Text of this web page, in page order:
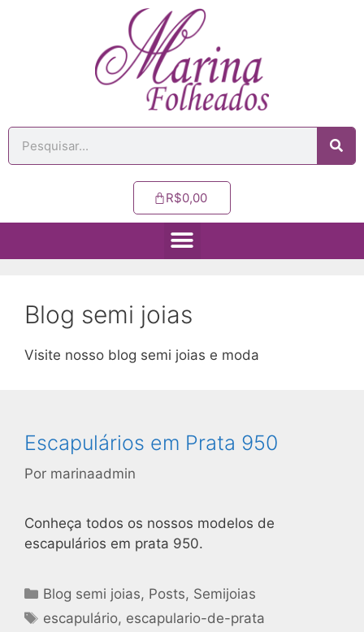
R$0,00
Blog semi joias
Visite nosso blog semi joias e moda
Escapulários em Prata 950
Por marinaadmin
Conheça todos os nossos modelos de
escapulários em prata 950.
Blog semi joias, Posts, Semijoias
escapulário, escapulario-de-prata